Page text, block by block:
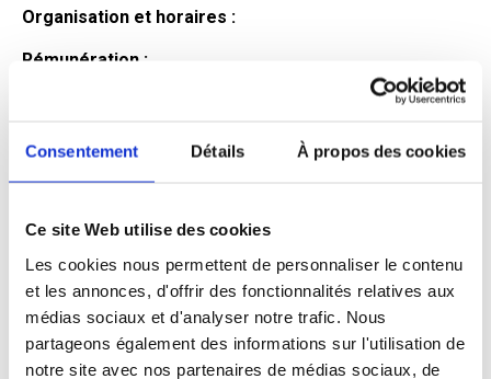
Consentement Détails À propos des cookies
Ce site Web utilise des cookies
Les cookies nous permettent de personnaliser le contenu
et les annonces, d'offrir des fonctionnalités relatives aux
médias sociaux et d'analyser notre trafic. Nous
partageons également des informations sur l'utilisation de
notre site avec nos partenaires de médias sociaux, de
Organisation et horaires :
Rémunération :
Profil du
candidat
Qualifications et diplômes :
Profil recherché :